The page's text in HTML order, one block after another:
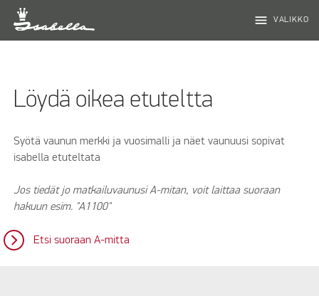
menu VALIKKO
Löydä oikea etuteltta
Syötä vaunun merkki ja vuosimalli ja näet vaunuusi sopivat
isabella etuteltata
Jos tiedät jo matkailuvaunusi A-mitan, voit laittaa suoraan
hakuun esim. "A1100"
Etsi suoraan A-mitta